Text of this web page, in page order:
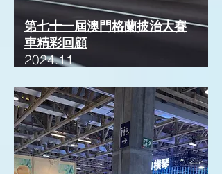
第七十一屆澳門格蘭披治大賽
車精彩回顧
2024.11